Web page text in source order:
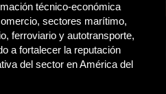
técnico-económica
sectores marítimo,
ferroviario y autotransporte,
a fortalecer la reputación
del sector en América del
30 JUL 2026
Industria tequilera
presenta l